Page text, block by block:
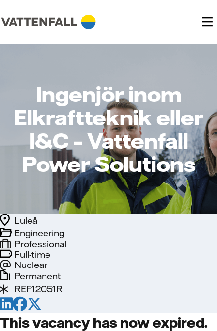
Ingenjör inom
Elkraftteknik eller
I&C – Vattenfall
Power Solutions
Full-time
Nuclear
Engineering
Luleå
Professional
Permanent
REF12051R
This vacancy has now expired.